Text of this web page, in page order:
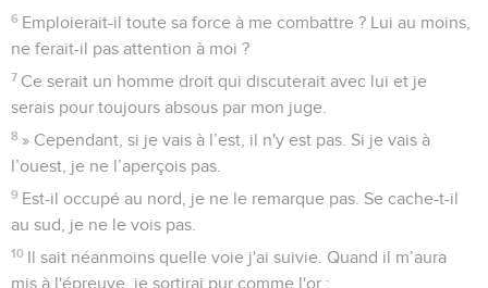
6 Emploierait-il toute sa force à me combattre ? Lui au moins,
ne ferait-il pas attention à moi ?
7 Ce serait un homme droit qui discuterait avec lui et je
serais pour toujours absous par mon juge.
8 » Cependant, si je vais à l’est, il n'y est pas. Si je vais à
l’ouest, je ne l’aperçois pas.
9 Est-il occupé au nord, je ne le remarque pas. Se cache-t-il
au sud, je ne le vois pas.
10 Il sait néanmoins quelle voie j'ai suivie. Quand il m’aura
mis à l'épreuve, je sortirai pur comme l'or :